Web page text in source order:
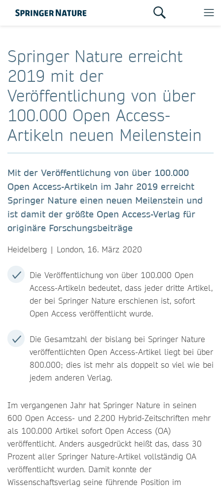
Springer Nature erreicht
2019 mit der
Veröffentlichung von über
100.000 Open Access-
Artikeln neuen Meilenstein
Mit der Veröffentlichung von über 100.000
Open Access-Artikeln im Jahr 2019 erreicht
Springer Nature einen neuen Meilenstein und
ist damit der größte Open Access-Verlag für
originäre Forschungsbeiträge
Heidelberg | London, 16. März 2020
Die Veröffentlichung von über 100.000 Open
Access-Artikeln bedeutet, dass jeder dritte Artikel,
der bei Springer Nature erschienen ist, sofort
Open Access veröffentlicht wurde.
Die Gesamtzahl der bislang bei Springer Nature
veröffentlichten Open Access-Artikel liegt bei über
800.000; dies ist mehr als doppelt so viel wie bei
jedem anderen Verlag.
Im vergangenen Jahr hat Springer Nature in seinen
600 Open Access- und 2.200 Hybrid-Zeitschriften mehr
als 100.000 Artikel sofort Open Access (OA)
veröffentlicht. Anders ausgedrückt heißt das, dass 30
Prozent aller Springer Nature-Artikel vollständig OA
veröffentlicht wurden. Damit konnte der
Wissenschaftsverlag seine führende Position im